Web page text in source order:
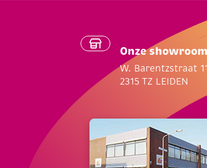
Onze showroom
W. Barentzstraat
2315 TZ LEIDEN